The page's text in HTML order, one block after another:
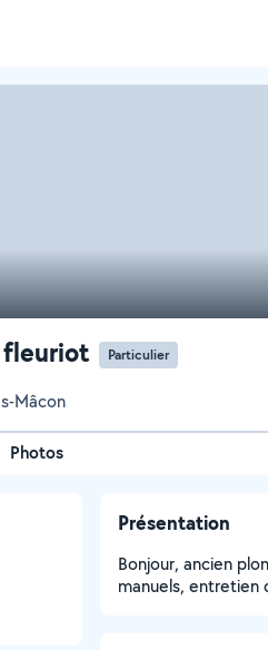
fleuriot Particulier
Mâcon
Photos
Présentation
Bonjour, ancien
manuels, entretien